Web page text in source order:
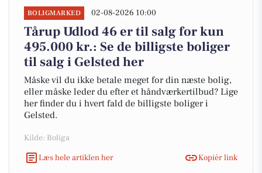
BOLIGMARKED 02-08-2026 10:00
Tårup Udlod 46 er til salg for kun
495.000 kr.: Se de billigste boliger
til salg i Gelsted her
Måske vil du ikke betale meget for din næste bolig,
eller måske leder du efter et håndværkertilbud? Lige
her finder du i hvert fald de billigste boliger i
Gelsted.
Kilde: Boliga
Læs hele artiklen her
Kopiér link